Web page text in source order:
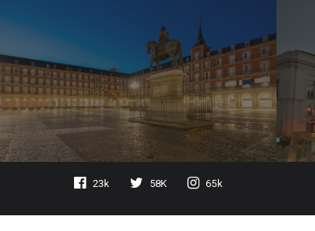
23k 58K 65k